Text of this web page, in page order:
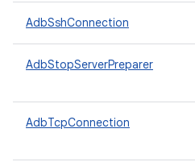
AdbSshConnection
AdbStopServerPreparer
AdbTcpConnection